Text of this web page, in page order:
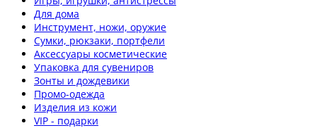
Для дома
Инструмент, ножи, оружие
Сумки, рюкзаки, портфели
Аксессуары косметические
Упаковка для сувениров
Зонты и дождевики
Промо-одежда
Изделия из кожи
VIP - подарки